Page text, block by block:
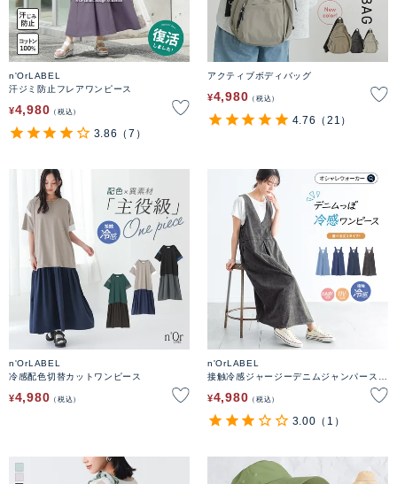
n'OrLABEL
汗ジミ防止フレアワンピース
¥4,980 税込
3.86 （7）
アクティブボディバッグ
¥4,980 税込
4.76 （21）
n'OrLABEL
冷感配色切替カットワンピース
¥4,980 税込
n'OrLABEL
接触冷感ジャージーデニムジャンパースカ
¥4,980 税込
3.00 （1）